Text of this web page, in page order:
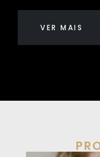
VER MAIS